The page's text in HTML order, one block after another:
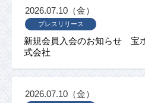
新規会員入会のお知らせ 宝
式会社
プレスリリース
2026.07.10（金）
2026.07.10（金）